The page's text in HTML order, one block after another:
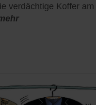
verdächtige Koffer am